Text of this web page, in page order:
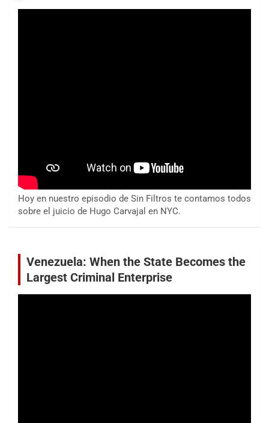
Hoy en nuestro episodio de Sin Filtros te contamos todos
sobre el juicio de Hugo Carvajal en NYC.
Venezuela: When the State Becomes the
Largest Criminal Enterprise